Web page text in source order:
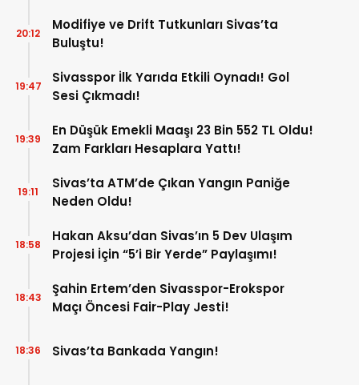
Modifiye ve Drift Tutkunları Sivas’ta
Buluştu!
20:12
Sivasspor İlk Yarıda Etkili Oynadı! Gol
Sesi Çıkmadı!
19:47
En Düşük Emekli Maaşı 23 Bin 552 TL Oldu!
Zam Farkları Hesaplara Yattı!
19:39
Sivas’ta ATM’de Çıkan Yangın Paniğe
Neden Oldu!
19:11
Hakan Aksu’dan Sivas’ın 5 Dev Ulaşım
Projesi İçin “5’i Bir Yerde” Paylaşımı!
18:58
Şahin Ertem’den Sivasspor-Erokspor
Maçı Öncesi Fair-Play Jesti!
18:43
Sivas’ta Bankada Yangın!
18:36